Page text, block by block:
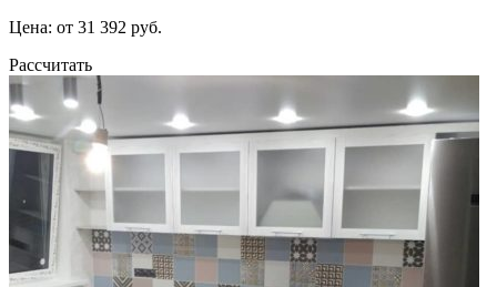
Цена: от 31 392 руб.
Рассчитать